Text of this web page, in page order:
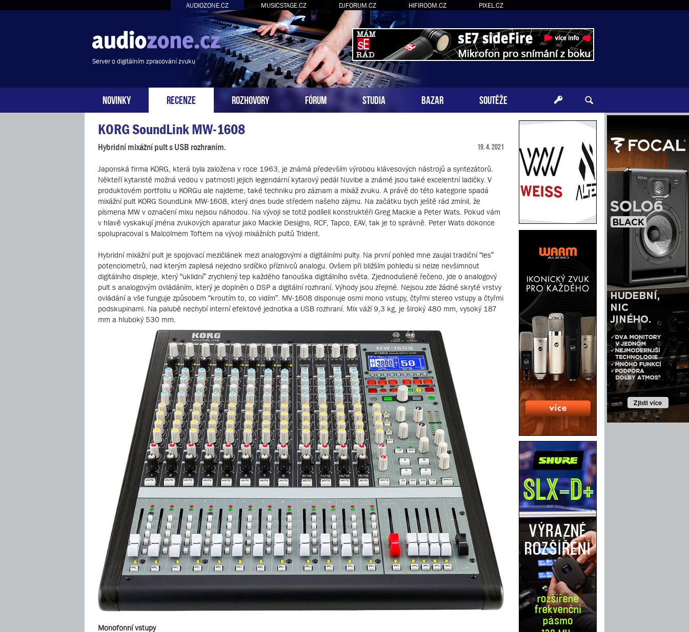
AUDIOZONE.CZ MUSICSTAGE.CZ DJFORUM.CZ HIFIROOM.CZ PIXEL.CZ
Server o digitálním zpracování zvuku
NOVINKY RECENZE ROZHOVORY FÓRUM STUDIA BAZAR SOUTĚŽE
KORG SoundLink MW-1608
Hybridní mixážní pult s USB rozhraním. 19. 4. 2021
Japonská firma KORG, která byla založena v roce 1963, je známá především výrobou klávesových nástrojů a syntezátorů.
Někteří kytaristé možná vedou v patrnosti jejich legendární kytarový pedál Nuvibe a známé jsou také excelentní ladičky. V
produktovém portfoliu u KORGu ale najdeme, také techniku pro záznam a mixáž zvuku. A právě do této kategorie spadá
mixážní pult KORG SoundLink MW-1608, který dnes bude středem našeho zájmu. Na začátku bych ještě rád zmínil, že
písmena MW v označení mixu nejsou náhodou. Na vývoji se totiž podíleli konstruktéři Greg Mackie a Peter Wats. Pokud vám
v hlavě vyskakují jména zvukových aparatur jako Mackie Designs, RCF, Tapco, EAV, tak je to správně. Peter Wats dokonce
spolupracoval s Malcolmem Toftem na vývoji mixážních pultů Trident.
Hybridní mixážní pult je spojovací mezičlánek mezi analogovými a digitálními pulty. Na první pohled mne zaujal tradiční “les”
potenciometrů, nad kterým zaplesá nejedno srdíčko příznivců analogu. Ovšem při bližším pohledu si nelze nevšimnout
digitálního displeje, který “uklidní” zrychlený tep každého fanouška digitálního světa. Zjednodušeně řečeno, jde o analogový
pult s analogovým ovládáním, který je doplněn o DSP a digitální rozhraní. Výhody jsou zřejmé. Nejsou zde žádné skryté vrstvy
ovládání a vše funguje způsobem “kroutím to, co vidím”. MV-1608 disponuje osmi mono vstupy, čtyřmi stereo vstupy a čtyřmi
podskupinami. Na palubě nechybí interní efektové jednotka a USB rozhraní. Mix váží 9,3 kg, je široký 480 mm, vysoký 187
mm a hluboký 530 mm.
Monofonní vstupy